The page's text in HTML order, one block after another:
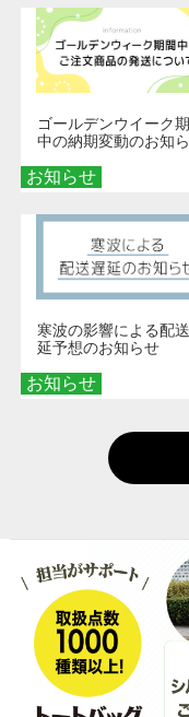
お知らせ
ゴールデンウイーク
中の納期変動のお知
お知らせ
寒波の影響による配
延予想のお知らせ